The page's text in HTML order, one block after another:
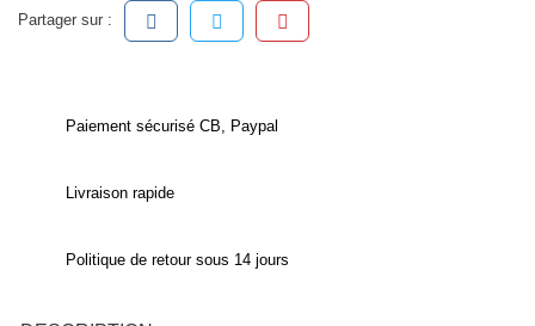
Partager sur :
Paiement sécurisé CB, Paypal
Livraison rapide
Politique de retour sous 14 jours